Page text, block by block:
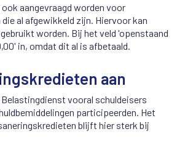
aangevraagd worden voor
al afgewikkeld zijn. Hiervoor kan
worden. Bij het veld 'openstaand
in, omdat dit al is afbetaald.
aan
vooral schuldeisers
participeerden. Het
blijft hier sterk bij